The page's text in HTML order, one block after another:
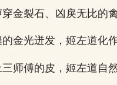
金裂石、凶戾无比的
金光迸发，姬左道化
师傅的皮，姬左道自